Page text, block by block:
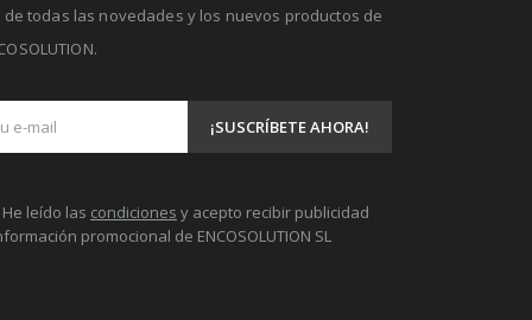
de todas las novedades y los nuevos productos de
He leído las condiciones y acepto recibir publicidad
promocional de ENCOSOLUTION SL